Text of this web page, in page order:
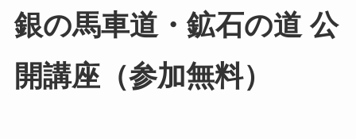
銀の馬車道・鉱石の道 公
開講座（参加無料）